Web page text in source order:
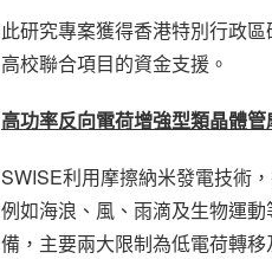
此研究專案獲得香港特別行政
高校聯合項目的資金支援。
高功率反向電荷增強型類晶體
SWISE利用摩擦納米發電技術
例如海浪、風、雨滴及生物運
備，主要兩大限制為低電荷轉移